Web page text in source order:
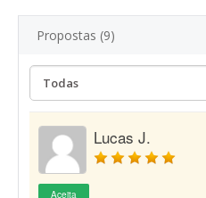
Propostas (9)
Lucas J.
Aceita